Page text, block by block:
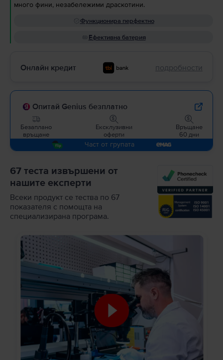
много фини, незабележими драскотини.
Функционира перфектно
Ефективна батерия
Онлайн кредит подробности
Опитай Genius безплатно
Безаплано
връщане
Ексклузивни
оферти
Връщане
60 дни
Част от групата
67 теста извършени от
нашите експерти
Всеки продукт се тества по 67
показателя с помощта на
специализирана програма.